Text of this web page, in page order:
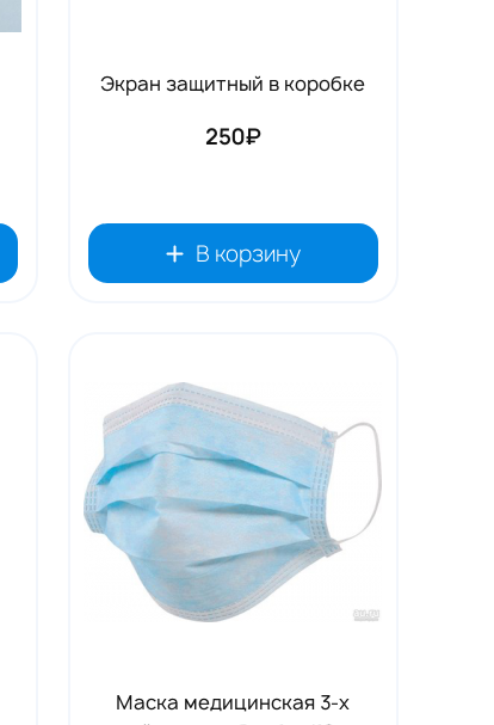
Экран защитный в коробке
250₽
В корзину
Маска медицинская 3-х